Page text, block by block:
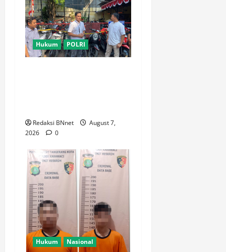
Hukum POLRI
Redaksi BNnet
August 7,
2026
0
Hukum Nasional